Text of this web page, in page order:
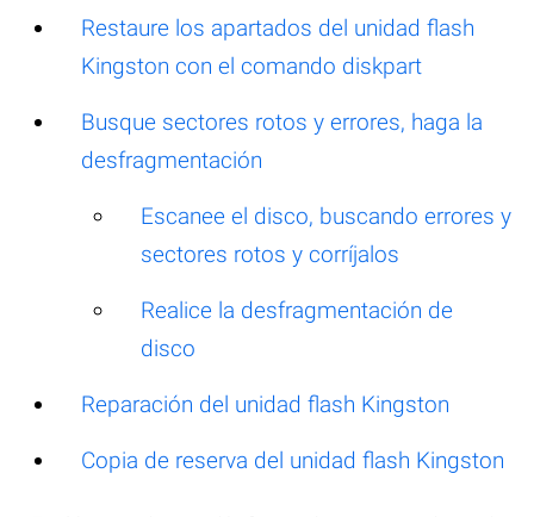
Restaure los apartados del unidad flash
Kingston con el comando diskpart
Busque sectores rotos y errores, haga la
desfragmentación
Escanee el disco, buscando errores y
sectores rotos y corríjalos
Realice la desfragmentación de
disco
Reparación del unidad flash Kingston
Copia de reserva del unidad flash Kingston